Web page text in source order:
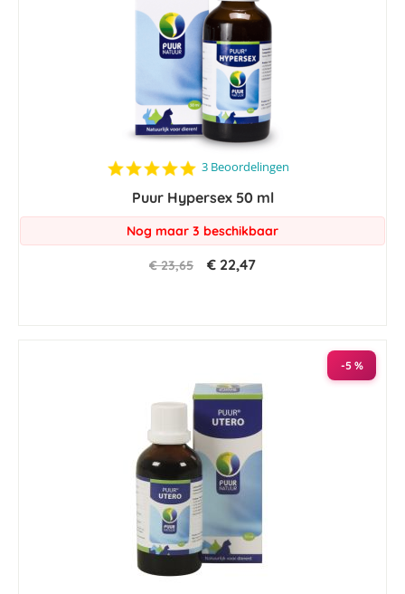
5.0
rating
3 Beoordelingen
Puur Hypersex 50 ml
Nog maar 3 beschikbaar
€ 23,65 € 22,47
-5 %